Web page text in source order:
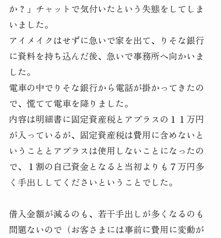
か？」チャットで気付いたという失態をしてしま
いました。
アイメイクはせずに急いで家を出て、りそな銀行
に資料を持ち込んだ後、急いで事務所へ向かいま
した。
電車の中でりそな銀行から電話が掛かってきたの
で、慌てて電車を降りました。
内容は明細書に固定資産税とアプラスの１１万円
が入っているが、固定資産税は費用に含めないと
いうこととアプラスは使用しないことになったの
で、１割の自己資金となると当初よりも７万円多
く手出ししてくださいということでした。
借入金額が減るのも、若干手出しが多くなるのも
問題ないので（お客さまには事前に費用に変動が